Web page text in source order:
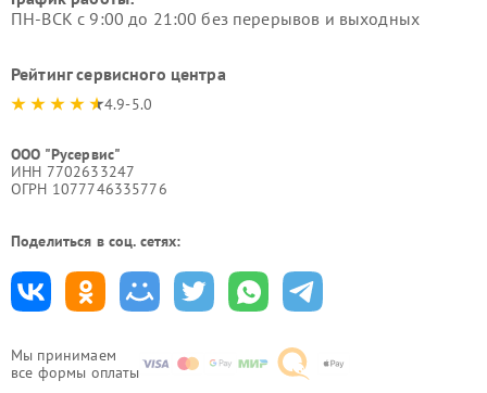
Мы принимаем
все формы оплаты
ПН-ВСК с 9:00 до 21:00 без перерывов и выходных
Рейтинг сервисного центра
4.9-5.0
ООО "Русервис"
ИНН 7702633247
ОГРН 1077746335776
Поделиться в соц. сетях: